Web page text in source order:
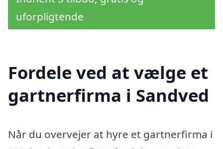
uforpligtende
Fordele ved at vælge et
gartnerfirma i Sandved
Når du overvejer at hyre et gartnerfirma i